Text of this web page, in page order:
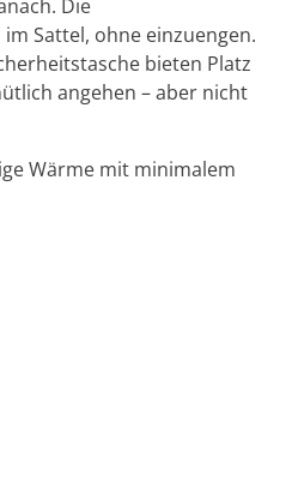
Die
Sattel, ohne einzuengen.
bieten Platz
angehen – aber nicht
Wärme mit minimalem